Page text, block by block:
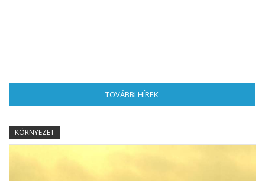
TOVÁBBI HÍREK
KÖRNYEZET